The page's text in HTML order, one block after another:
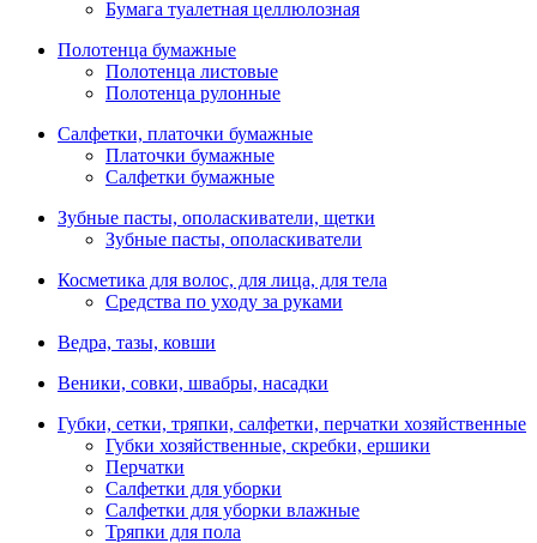
Бумага туалетная целлюлозная
Полотенца бумажные
Полотенца листовые
Полотенца рулонные
Салфетки, платочки бумажные
Платочки бумажные
Салфетки бумажные
Зубные пасты, ополаскиватели, щетки
Зубные пасты, ополаскиватели
Косметика для волос, для лица, для тела
Средства по уходу за руками
Ведра, тазы, ковши
Веники, совки, швабры, насадки
Губки, сетки, тряпки, салфетки, перчатки хозяйственные
Губки хозяйственные, скребки, ершики
Перчатки
Салфетки для уборки
Салфетки для уборки влажные
Тряпки для пола